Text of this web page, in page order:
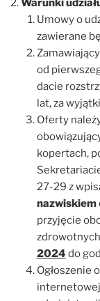
Warunki
Umowy o
zawierane
od
dacie
lat, za
Oferty
kopertach,
27-29 z
nazwiskiem
przyjęcie
2024 do
Ogłoszenie
internetowej